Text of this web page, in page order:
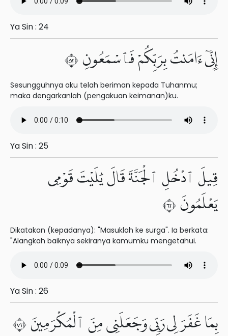
Ya Sin : 24
إِنِّىٓ ءَامَنتُ بِرَبِّكُمْ فَٱسْمَعُونِ ٢٥
Sesungguhnya aku telah beriman kepada Tuhanmu;
maka dengarkanlah (pengakuan keimanan)ku.
Ya Sin : 25
قِيلَ ٱدْخُلِ ٱلْجَنَّةَ قَالَ يَٰلَيْتَ قَوْمِى
يَعْلَمُونَ ٢٦
Dikatakan (kepadanya): "Masuklah ke surga". Ia berkata:
"Alangkah baiknya sekiranya kamumku mengetahui.
Ya Sin : 26
بِمَا غَفَرَ لِى رَبِّى وَجَعَلَنِى مِنَ ٱلْمُكْرَمِينَ ٢٧